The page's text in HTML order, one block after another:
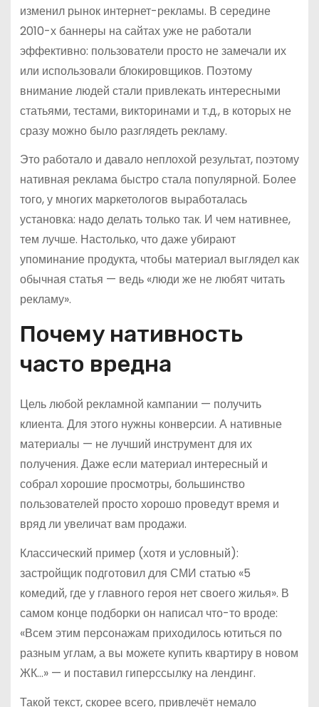
изменил рынок интернет-рекламы. В середине
2010-х баннеры на сайтах уже не работали
эффективно: пользователи просто не замечали их
или использовали блокировщиков. Поэтому
внимание людей стали привлекать интересными
статьями, тестами, викторинами и т.д., в которых не
сразу можно было разглядеть рекламу.
Это работало и давало неплохой результат, поэтому
нативная реклама быстро стала популярной. Более
того, у многих маркетологов выработалась
установка: надо делать только так. И чем нативнее,
тем лучше. Настолько, что даже убирают
упоминание продукта, чтобы материал выглядел как
обычная статья — ведь «люди же не любят читать
рекламу».
Почему нативность
часто вредна
Цель любой рекламной кампании — получить
клиента. Для этого нужны конверсии. А нативные
материалы — не лучший инструмент для их
получения. Даже если материал интересный и
собрал хорошие просмотры, большинство
пользователей просто хорошо проведут время и
вряд ли увеличат вам продажи.
Классический пример (хотя и условный):
застройщик подготовил для СМИ статью «5
комедий, где у главного героя нет своего жилья». В
самом конце подборки он написал что-то вроде:
«Всем этим персонажам приходилось ютиться по
разным углам, а вы можете купить квартиру в новом
ЖК…» — и поставил гиперссылку на лендинг.
Такой текст, скорее всего, привлечёт немало